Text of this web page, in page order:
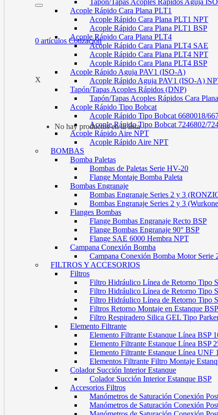
0 artículos Cotización
X
No hay productos en la lista
Tapón/Tapas Acoples Rápidos Aguja
Acople Rápido Cara Plana PLT1
Acople Rápido Cara Plana PLT1 NPT
Acople Rápido Cara Plana PLT1 BSP
Acople Rápido Cara Plana PLT4
Acople Rápido Cara Plana PLT4 SAE
Acople Rápido Cara Plana PLT4 NPT
Acople Rápido Cara Plana PLT4 BSP
Acople Rápido Aguja PAV1 (ISO-A)
Acople Rápido Aguja PAV1 (ISO-A)
Tapón/Tapas Acoples Rápidos (DNP)
Tapón/Tapas Acoples Rápidos Cara
Acople Rápido Tipo Bobcat
Acople Rápido Tipo Bobcat 6680018/
Acople Rápido Tipo Bobcat 7246802/
Acople Rápido Aire NPT
Acople Rápido Aire NPT
BOMBAS
Bomba Paletas
Bombas de Paletas Serie HV-20
Flange Montaje Bomba Paleta
Bombas Engranaje
Bombas Engranaje Series 2 y 3
Bombas Engranaje Series 2 y 3
Flanges Bombas
Flange Bombas Engranaje Recto BSP
Flange Bombas Engranaje 90° BSP
Flange SAE 6000 Hembra NPT
Campana Conexión Bomba
Campana Conexión Bomba Motor Serie
FILTROS Y ACCESORIOS
Filtros
Filtro Hidráulico Línea de Retorno Tipo
Filtro Hidráulico Línea de Retorno Tipo
Filtro Hidráulico Línea de Retorno Tipo
Filtros Retorno Montaje en Estanque BSP
Filtro Respiradero Silica GEL Tipo
Elemento Filtrante
Elemento Filtrante Estanque Línea BSP
Elemento Filtrante Estanque Línea BSP
Elemento Filtrante Estanque Línea UNF
Elementos Filtrante Filtro Montaje
Colador Succión Interior Estanque
Colador Succión Interior Estanque BSP
Accesorios Filtros
Manómetros de Saturación Conexión
Manómetros de Saturación Conexión